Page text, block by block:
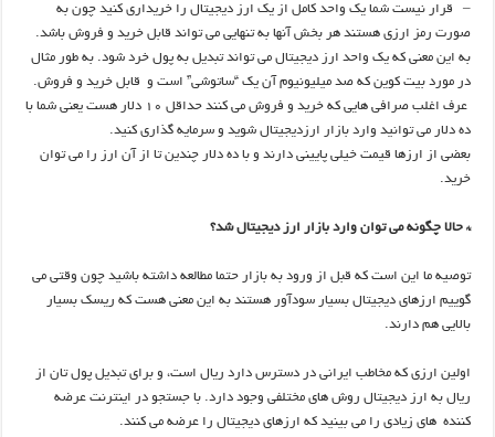
– قرار نیست شما یک واحد کامل از یک ارز دیجیتال را خریداری کنید چون به
صورت رمز ارزی هستند هر بخش آنها به تنهایی می تواند قابل خرید و فروش باشد.
به این معنی که یک واحد ارز دیجیتال می تواند تبدیل به پول خرد شود. به طور مثال
در مورد بیت کوین که صد میلیونیوم آن یک “ساتوشی” است و قابل خرید و فروش.
عرف اغلب صرافی هایی که خرید و فروش می کنند حداقل ۱۰ دلار هست یعنی شما با
ده دلار می توانید وارد بازار ارزدیجیتال شوید و سرمایه گذاری کنید.
بعضی از ارزها قیمت خیلی پایینی دارند و با ده دلار چندین تا از آن ارز را می توان
خرید.
* حالا چگونه می توان وارد بازار ارز دیجیتال شد؟
توصیه ما این است که قبل از ورود به بازار حتما مطالعه داشته باشید چون وقتی می
گوییم ارزهای دیجیتال بسیار سودآور هستند به این معنی هست که ریسک بسیار
بالایی هم دارند.
اولین ارزی که مخاطب ایرانی در دسترس دارد ریال است، و برای تبدیل پول تان از
ریال به ارز دیجیتال روش های مختلفی وجود دارد. با جستجو در اینترنت عرضه
کننده های زیادی را می بینید که ارزهای دیجیتال را عرضه می کنند.